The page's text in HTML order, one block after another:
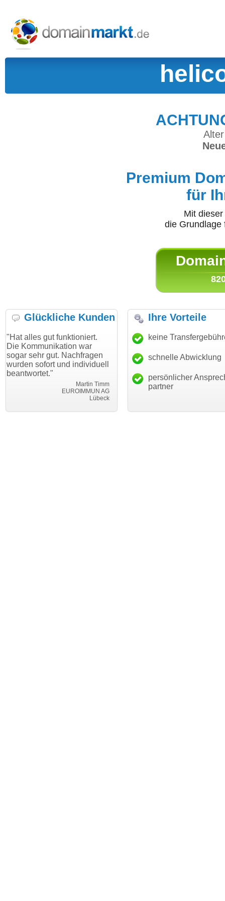
Premium
für
Mit
die
Glückliche Kunden
funktioniert.
war
Nachfragen
und individuell
"Danke für den schnellen
Transfer und guten Service!"
Thomas Schäfer
i can eckert communication GmbH
"Ich bin
haben.
mein
Ihre Vorteile
keine
schnelle Abwicklung
persönlicher
partner